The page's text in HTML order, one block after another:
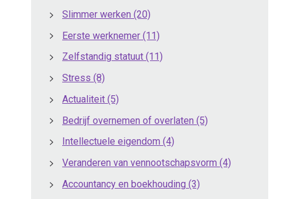
Slimmer werken(20)
Eerste werknemer(11)
Zelfstandig statuut(11)
Stress(8)
Actualiteit(5)
Bedrijf overnemen of overlaten(5)
Intellectuele eigendom(4)
Veranderen van vennootschapsvorm(4)
Accountancy en boekhouding(3)